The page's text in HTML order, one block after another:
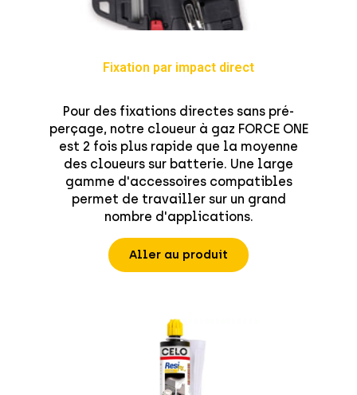
Fixation par impact direct
Pour des fixations directes sans pré-
perçage, notre cloueur à gaz FORCE ONE
est 2 fois plus rapide que la moyenne
des cloueurs sur batterie. Une large
gamme d'accessoires compatibles
permet de travailler sur un grand
nombre d'applications.
Aller au produit